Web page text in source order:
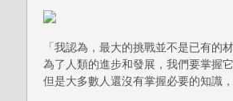
「我認為，最大的挑戰並不是已有的
為了人類的進步和發展，我們要掌握
但是大多數人還沒有掌握必要的知識